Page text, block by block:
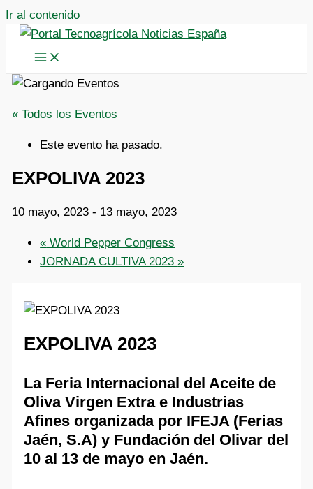
Ir al contenido
« Todos los Eventos
Este evento ha pasado.
EXPOLIVA 2023
10 mayo, 2023 - 13 mayo, 2023
« World Pepper Congress
JORNADA CULTIVA 2023»
EXPOLIVA 2023
La Feria Internacional del Aceite de
Oliva Virgen Extra e Industrias
Afines organizada por IFEJA (Ferias
Jaén, S.A) y Fundación del Olivar del
10 al 13 de mayo en Jaén.